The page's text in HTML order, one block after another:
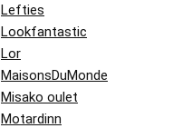
Lefties
Lookfantastic
Lor
MaisonsDuMonde
Misako oulet
Motardinn